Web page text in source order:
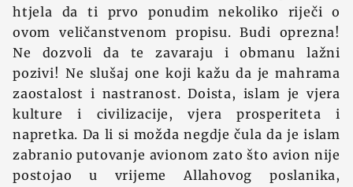
htjela da ti prvo ponudim nekoliko riječi o
ovom veličanstvenom propisu. Budi oprezna!
Ne dozvoli da te zavaraju i obmanu lažni
pozivi! Ne slušaj one koji kažu da je mahrama
zaostalost i nastranost. Doista, islam je vjera
kulture i civilizacije, vjera prosperiteta i
napretka. Da li si možda negdje čula da je islam
zabranio putovanje avionom zato što avion nije
postojao u vrijeme Allahovog poslanika,